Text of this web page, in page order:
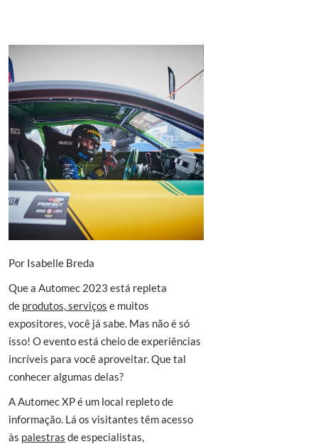
Por Isabelle Breda
Que a Automec 2023 está repleta
de produtos, serviços e muitos
expositores, você já sabe. Mas não é só
isso! O evento está cheio de experiências
incríveis para você aproveitar. Que tal
conhecer algumas delas?
A Automec XP é um local repleto de
informação. Lá os visitantes têm acesso
às palestras de especialistas,